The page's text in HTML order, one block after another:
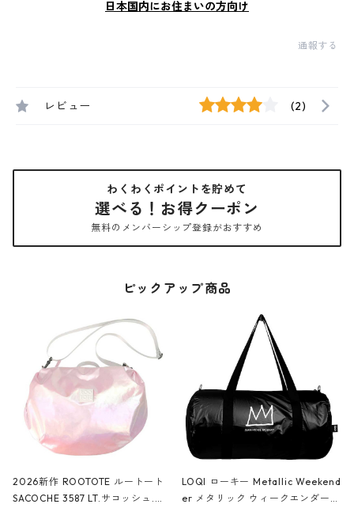
日本国内にお住まいの方向け
通報する
レビュー (2)
わくわくポイントを貯めて
選べる！お得クーポン
無料のメンバーシップ登録がおすすめ
ピックアップ商品
2026新作 ROOTOTE ルートート
SACOCHE 3587 LT.サコッシュ.ル
LOQI ローキー Metallic Weekend
er メタリック ウィークエンダー